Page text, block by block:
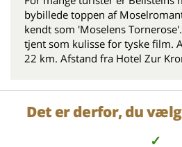
bybillede toppen af
kendt som 'Moselens
tjent som kulisse for tyske film.
22 km. Afstand fra Hotel Zur
Det er derfor, du
✓